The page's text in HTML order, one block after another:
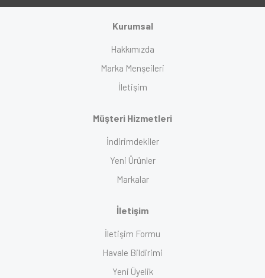
Kurumsal
Hakkımızda
Marka Menşeileri
İletişim
Müşteri Hizmetleri
İndirimdekiler
Yeni Ürünler
Markalar
İletişim
İletişim Formu
Havale Bildirimi
Yeni Üyelik